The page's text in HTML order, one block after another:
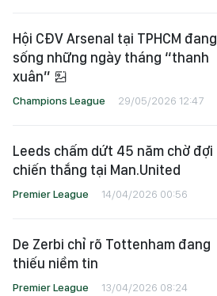
Hội CĐV Arsenal tại TPHCM đang
sống những ngày tháng “thanh
xuân”
Champions League 29/05/2026 12:47
Leeds chấm dứt 45 năm chờ đợi
chiến thắng tại Man.United
Premier League 14/04/2026 00:56
De Zerbi chỉ rõ Tottenham đang
thiếu niềm tin
Premier League 13/04/2026 08:24